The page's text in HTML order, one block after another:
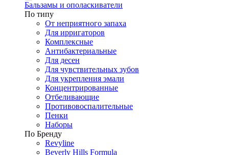
Бальзамы и ополаскиватели
По типу
От неприятного запаха
Для ирригаторов
Комплексные
Антибактериальные
Для десен
Для чувствительных зубов
Для укрепления эмали
Концентрированные
Отбеливающие
Противовоспалительные
Пенки
Наборы
По Бренду
Revyline
Beverly Hills Formula